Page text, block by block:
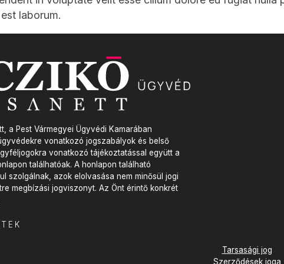
laborum.
a Pest Vármegyei Ügyvédi Kamarában
vonatkozó jogszabályok és belső
vonatkozó tájékoztatással együtt a
találhatóak. A honlapon található
szolgálnak, azok elolvasása nem minősül jogi
megbízási jogviszonyt. Az Önt érintő konkrét
Tarsasági jog
Szerződések joga